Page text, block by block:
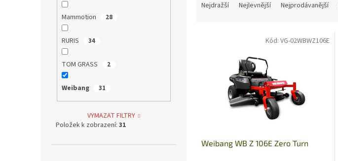
Mammotion 28
RURIS 34
TOM GRASS 2
Weibang 31
VYMAZAT FILTRY
Položek k zobrazení: 31
Nejdražší Nejlevnější Nejprodávanější
Weibang WB Z 106E Zero Turn
Kód: VG-02WBWZ106E